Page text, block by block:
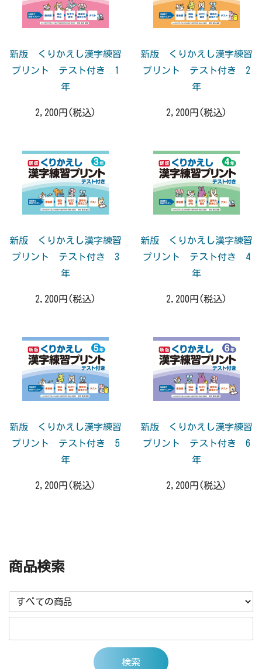
新版 くりかえし漢字練習
プリント テスト付き 1
年
2,200円(税込)
新版 くりかえし漢字練習
プリント テスト付き 2
年
2,200円(税込)
新版 くりかえし漢字練習
プリント テスト付き 3
年
2,200円(税込)
新版 くりかえし漢字練習
プリント テスト付き 4
年
2,200円(税込)
新版 くりかえし漢字練習
プリント テスト付き 5
年
2,200円(税込)
新版 くりかえし漢字練習
プリント テスト付き 6
年
2,200円(税込)
商品検索